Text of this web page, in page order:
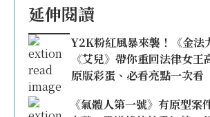
延伸閱讀
Y2K粉紅風暴來襲！《金法
《艾兒》帶你重回法律女王
原版彩蛋、必看亮點一次看
《氣體人第一號》有原型案